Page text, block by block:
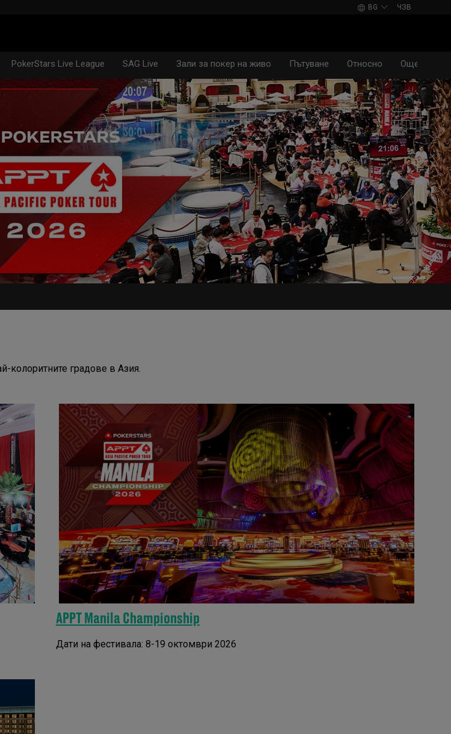
BG ЧЗВ
PokerStars Live League SAG Live Зали за покер на живо Пътуване Относно Още...
колоритните градове в Азия.
APPT Manila Championship
Дати на фестивала: 8-19 октомври 2026